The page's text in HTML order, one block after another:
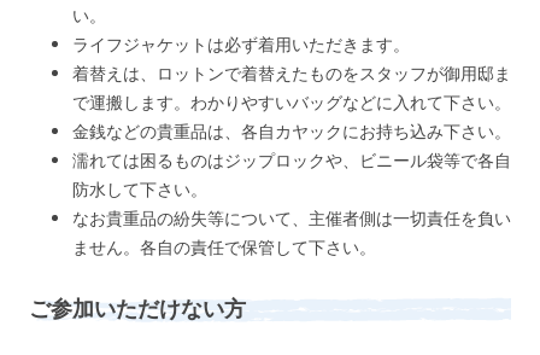
い。
ライフジャケットは必ず着用いただきます。
着替えは、ロットンで着替えたものをスタッフが御用邸ま
で運搬します。わかりやすいバッグなどに入れて下さい。
金銭などの貴重品は、各自カヤックにお持ち込み下さい。
濡れては困るものはジップロックや、ビニール袋等で各自
防水して下さい。
なお貴重品の紛失等について、主催者側は一切責任を負い
ません。各自の責任で保管して下さい。
ご参加いただけない方